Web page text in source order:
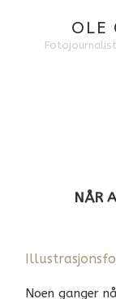
OLE
NÅR
Noen ganger